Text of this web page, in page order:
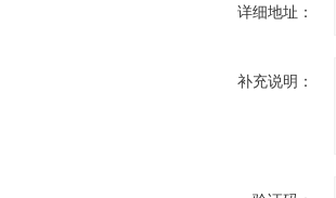
详细地址：
补充说明：